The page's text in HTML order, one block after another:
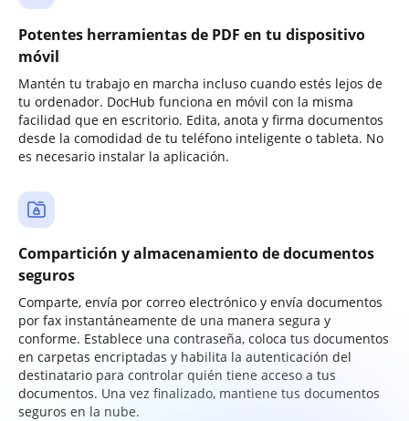
Potentes herramientas de PDF en tu dispositivo
móvil
Mantén tu trabajo en marcha incluso cuando estés lejos de
tu ordenador. DocHub funciona en móvil con la misma
facilidad que en escritorio. Edita, anota y firma documentos
desde la comodidad de tu teléfono inteligente o tableta. No
es necesario instalar la aplicación.
Compartición y almacenamiento de documentos
seguros
Comparte, envía por correo electrónico y envía documentos
por fax instantáneamente de una manera segura y
conforme. Establece una contraseña, coloca tus documentos
en carpetas encriptadas y habilita la autenticación del
destinatario para controlar quién tiene acceso a tus
documentos. Una vez finalizado, mantiene tus documentos
seguros en la nube.